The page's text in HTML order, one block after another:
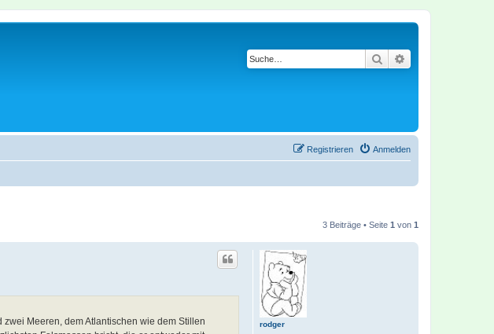
Suche
Anmelden
Registrieren
3 Beiträge • Seite 1 von 1
rodger
Meeren, dem Atlantischen wie dem Stillen